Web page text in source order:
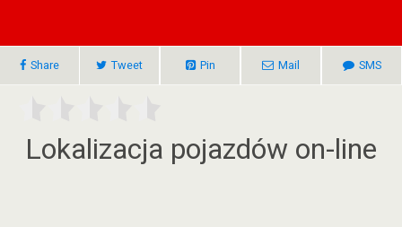
Share Tweet Pin Mail SMS
Lokalizacja pojazdów on-line